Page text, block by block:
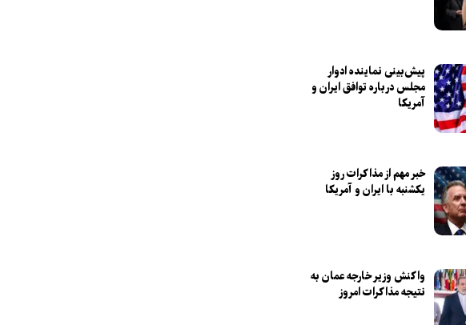
پیش‌بینی نماینده ادوار
مجلس درباره توافق ایران و
آمریکا
خبر مهم از مذاکرات روز
یکشنبه با ایران و آمریکا
واکنش وزیر خارجه عمان به
نتیجه مذاکرات امروز